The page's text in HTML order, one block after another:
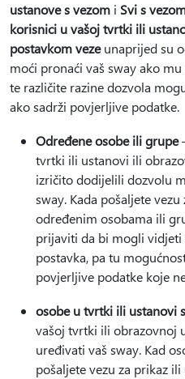
ustanove s vezom i Svi s
korisnici u vašoj tvrtki ili
postavkom vezeunaprijed su
moći pronaći vaš sway ako
te različite razine dozvola
ako sadrži povjerljive podatke.
Određene osobe ili grupe
tvrtki ili ustanovi ili
izričito dodijelili dozvolu
sway. Kada pošaljete
određenim osobama ili
prijaviti da bi mogli vidjeti
postavka, pa tu
povjerljive podatke koje
osobe u tvrtki ili ustanovi
vašoj tvrtki ili obrazovnoj
uređivati vaš sway. Kad
pošaljete vezu za prikaz